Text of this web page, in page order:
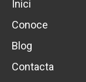
Inici
Conoce
Blog
Contacta